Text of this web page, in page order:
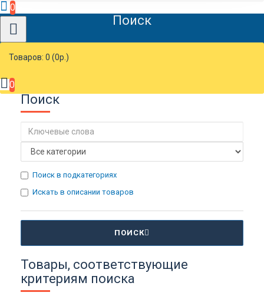
0
Товаров: 0 (0р.)
0
Поиск
Поиск
Поиск в подкатегориях
Искать в описании товаров
ПОИСК
Товары, соответствующие
критериям поиска